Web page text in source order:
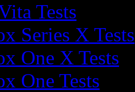
Tests
Series X Tests
One X Tests
One Tests